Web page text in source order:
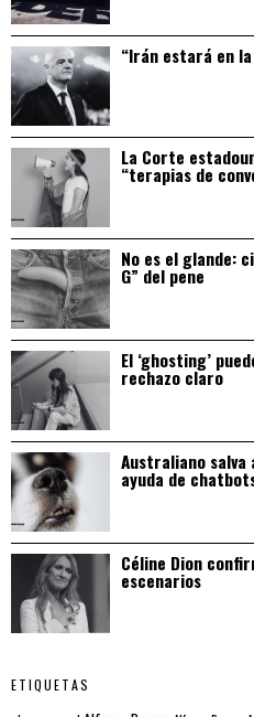
“Irán estará en
La Corte
“terapias de
No es el glande:
G” del pene
El ‘ghosting’
rechazo claro
Australiano
ayuda de
Céline Dion
escenarios
ETIQUETAS